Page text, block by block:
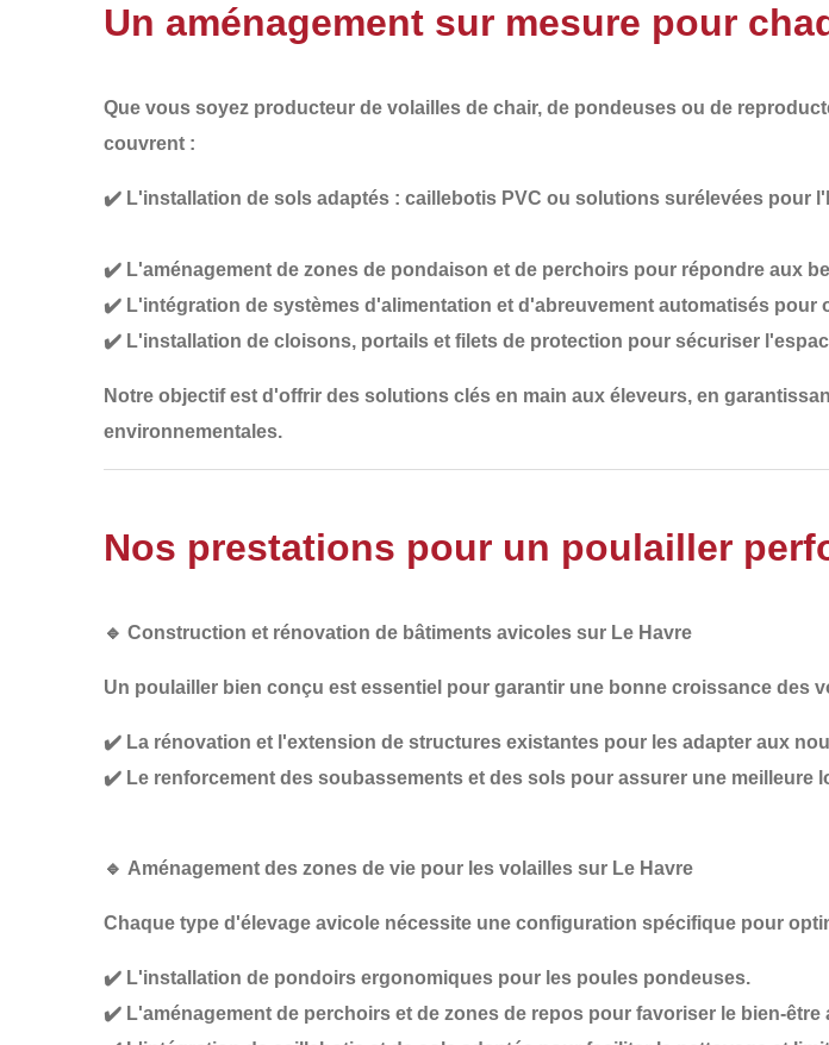
Un aménagement sur mesure pour
Que vous soyez producteur de volailles de chair, de pondeuses ou de
couvrent :
✔️ L'installation de sols adaptés : caillebotis PVC ou solutions surélevées pour
✔️ L'aménagement de zones de pondaison et de perchoirs pour répondre aux
✔️ L'intégration de systèmes d'alimentation et d'abreuvement automatisés pour
✔️ L'installation de cloisons, portails et filets de protection pour sécuriser
Notre objectif est d'offrir des solutions clés en main aux éleveurs, en
environnementales.
Nos prestations pour un poulailler
🔹 Construction et rénovation de bâtiments avicoles sur Le Havre
Un poulailler bien conçu est essentiel pour garantir une bonne croissance des
✔️ La rénovation et l'extension de structures existantes pour les adapter aux
✔️ Le renforcement des soubassements et des sols pour assurer une meilleure
🔹 Aménagement des zones de vie pour les volailles sur Le Havre
Chaque type d'élevage avicole nécessite une configuration spécifique pour
✔️ L'installation de pondoirs ergonomiques pour les poules pondeuses.
✔️ L'aménagement de perchoirs et de zones de repos pour favoriser le bien-être